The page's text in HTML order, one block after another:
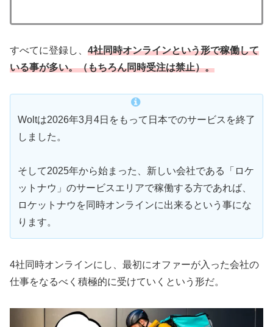
すべてに登録し、 4社同時オンラインという形で稼働して
いる事が多い。（もちろん同時受注は禁止）。
Woltは2026年3月4日をもって日本でのサービスを終了
しました。
そして2025年から始まった、新しい会社である「ロケ
ットナウ」のサービスエリアで稼働する方であれば、
ロケットナウを同時オンラインに出来るという事にな
ります。
4社同時オンラインにし、最初にオファーが入った会社の
仕事をなるべく積極的に受けていくという形だ。